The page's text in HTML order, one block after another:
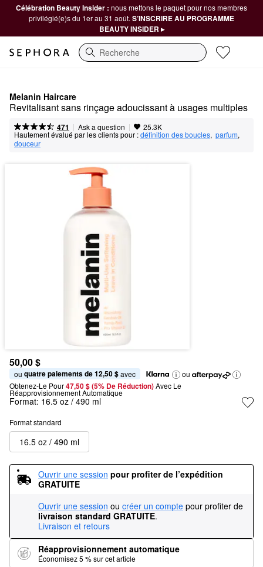
Célébration Beauty Insider : nous mettons le paquet pour nos membres
privilégié(e)s du 1er au 31 août. S’INSCRIRE AU PROGRAMME
BEAUTY INSIDER ▸
Recherche
Melanin Haircare
Revitalisant sans rinçage adoucissant à usages multiples
471 | Ask a question | 25.3K
Hautement évalué par les clients pour :définition des boucles, parfum,
douceur
50,00 $
ou quatre paiements de 12,50 $ avec
ou
Obtenez-Le Pour47,50 $ (5% De Réduction) Avec Le
Réapprovisionnement Automatique
Format: 16.5 oz / 490 ml
Format standard
16.5 oz / 490 ml
Ouvrir une session pour profiter de l’expédition
GRATUITE
Ouvrir une session ou créer un compte pour profiter de
livraison standard GRATUITE.
Livraison et retours
Réapprovisionnement automatique
Économisez 5 % sur cet article